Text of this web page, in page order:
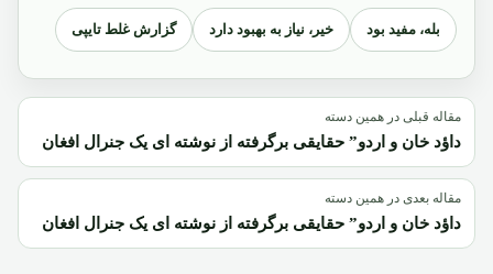
بله، مفید بود خیر، نیاز به بهبود دارد گزارش غلط تایپی
مقاله قبلی در همین دسته
داؤد خان و اردو” حقایقی برگرفته از نوشته ای یک جنرال افغان
مقاله بعدی در همین دسته
داؤد خان و اردو” حقایقی برگرفته از نوشته ای یک جنرال افغان